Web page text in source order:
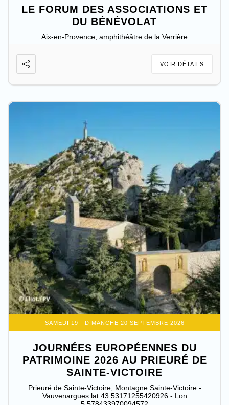
LE FORUM DES ASSOCIATIONS ET
DU BÉNÉVOLAT
Aix-en-Provence, amphithéâtre de la Verrière
VOIR DÉTAILS
SAMEDI 19 - DIMANCHE 20 SEPTEMBRE 2026
JOURNÉES EUROPÉENNES DU
PATRIMOINE 2026 AU PRIEURÉ DE
SAINTE-VICTOIRE
Prieuré de Sainte-Victoire, Montagne Sainte-Victoire -
Vauvenargues lat 43.53171255420926 - Lon